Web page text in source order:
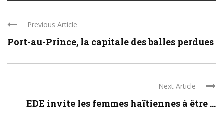
Previous Article
Port-au-Prince, la capitale des balles perdues
Next Article
EDE invite les femmes haïtiennes à être ...